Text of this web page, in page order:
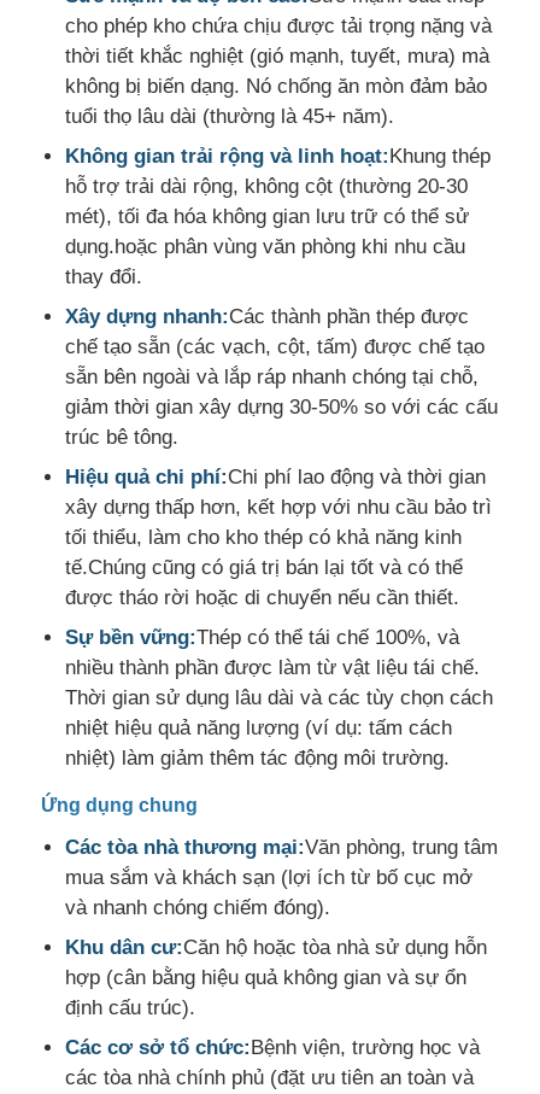
Yêu cầu báo giá
Kho cấu trúc thép
Hội thảo cấu trúc thép
Xây dựng cấu trúc thép
Xây dựng cấu trúc thép
Xây dựng khung thép
Chế tạo kết cấu thép
Vật liệu xây dựng bằng thép
Ngôi nhà gia cầm
Chuồng ngựa
Nhà để xe bằng thép
cho phép kho chứa chịu được tải trọng nặng và
thời tiết khắc nghiệt (gió mạnh, tuyết, mưa) mà
không bị biến dạng. Nó chống ăn mòn đảm bảo
tuổi thọ lâu dài (thường là 45+ năm).
Không gian trải rộng và linh hoạt:Khung thép
hỗ trợ trải dài rộng, không cột (thường 20-30
mét), tối đa hóa không gian lưu trữ có thể sử
dụng.hoặc phân vùng văn phòng khi nhu cầu
thay đổi.
Xây dựng nhanh:Các thành phần thép được
chế tạo sẵn (các vạch, cột, tấm) được chế tạo
sẵn bên ngoài và lắp ráp nhanh chóng tại chỗ,
giảm thời gian xây dựng 30-50% so với các cấu
trúc bê tông.
Hiệu quả chi phí:Chi phí lao động và thời gian
xây dựng thấp hơn, kết hợp với nhu cầu bảo trì
tối thiểu, làm cho kho thép có khả năng kinh
tế.Chúng cũng có giá trị bán lại tốt và có thể
được tháo rời hoặc di chuyển nếu cần thiết.
Sự bền vững:Thép có thể tái chế 100%, và
nhiều thành phần được làm từ vật liệu tái chế.
Thời gian sử dụng lâu dài và các tùy chọn cách
nhiệt hiệu quả năng lượng (ví dụ: tấm cách
nhiệt) làm giảm thêm tác động môi trường.
Ứng dụng chung
Các tòa nhà thương mại:Văn phòng, trung tâm
mua sắm và khách sạn (lợi ích từ bố cục mở
và nhanh chóng chiếm đóng).
Khu dân cư:Căn hộ hoặc tòa nhà sử dụng hỗn
hợp (cân bằng hiệu quả không gian và sự ổn
định cấu trúc).
Các cơ sở tổ chức:Bệnh viện, trường học và
các tòa nhà chính phủ (đặt ưu tiên an toàn và